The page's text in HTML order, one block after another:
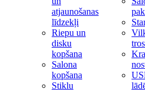
atjaunošanas
līdzekļi
Riepu un
disku
kopšana
Salona
kopšana
Stiklu